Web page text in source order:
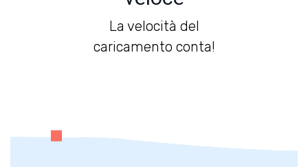
La velocità del
caricamento conta!